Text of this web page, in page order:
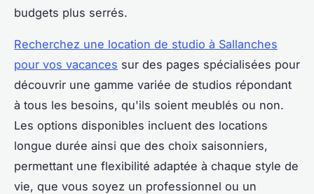
budgets plus serrés.
Recherchez une location de studio à Sallanches
pour vos vacances sur des pages spécialisées pour
découvrir une gamme variée de studios répondant
à tous les besoins, qu'ils soient meublés ou non.
Les options disponibles incluent des locations
longue durée ainsi que des choix saisonniers,
permettant une flexibilité adaptée à chaque style de
vie, que vous soyez un professionnel ou un